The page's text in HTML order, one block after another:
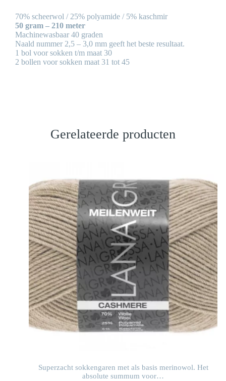
70% scheerwol / 25% polyamide / 5% kaschmir
50 gram – 210 meter
Machinewasbaar 40 graden
Naald nummer 2,5 – 3,0 mm geeft het beste resultaat.
1 bol voor sokken t/m maat 30
2 bollen voor sokken maat 31 tot 45
Gerelateerde producten
Superzacht sokkengaren met als basis merinowol. Het
absolute summum voor…